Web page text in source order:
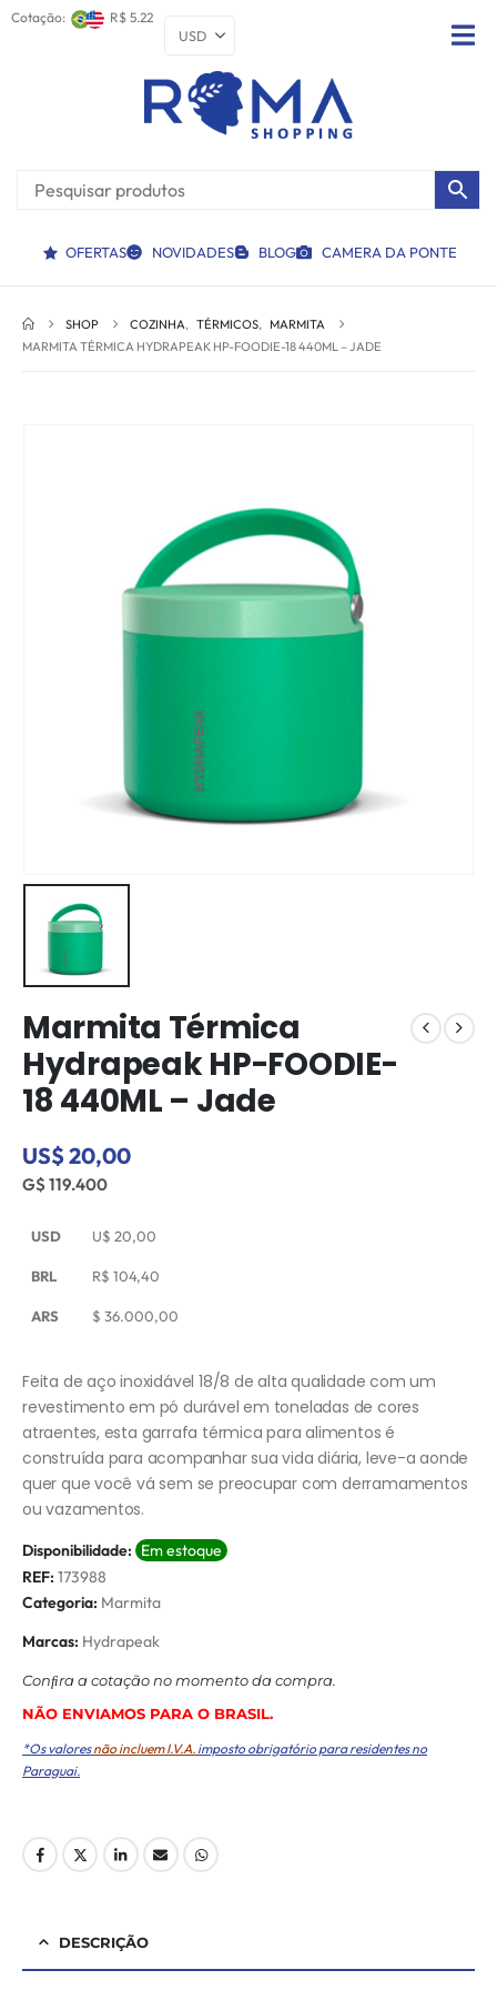
Cotação: R$ 5.22
OFERTAS NOVIDADES BLOG CAMERA DA PONTE
SHOP COZINHA, TÉRMICOS, MARMITA
MARMITA TÉRMICA HYDRAPEAK HP-FOODIE-18 440ML – JADE
Marmita Térmica
Hydrapeak HP-FOODIE-
18 440ML – Jade
US$ 20,00
G$ 119.400
USD U$ 20,00
BRL R$ 104,40
ARS $ 36.000,00
Feita de aço inoxidável 18/8 de alta qualidade com um
revestimento em pó durável em toneladas de cores
atraentes, esta garrafa térmica para alimentos é
construída para acompanhar sua vida diária, leve-a aonde
quer que você vá sem se preocupar com derramamentos
ou vazamentos.
Disponibilidade: Em estoque
REF: 173988
Categoria: Marmita
Marcas: Hydrapeak
Conﬁra a cotação no momento da compra.
NÃO ENVIAMOS PARA O BRASIL.
*Os valoresnão incluem I.V.A. imposto obrigatório para residentes no
Paraguai.
DESCRIÇÃO